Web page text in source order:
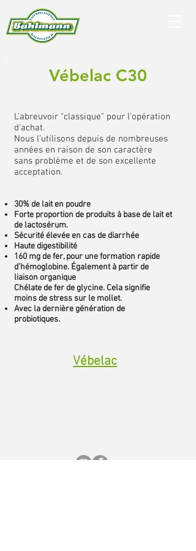
Vébelac C30
L'abreuvoir "classique" pour l'opération
d'achat.
Nous l’utilisons depuis de nombreuses
années en raison de son caractère
sans problème et de son excellente
acceptation.
30% de lait en poudre
Forte proportion de produits à base de lait et
de lactosérum.
Sécurité élevée en cas de diarrhée
Haute digestibilité
160 mg de fer, pour une formation rapide
d’hémoglobine. Également à partir de
liaison organique
Chélate de fer de glycine. Cela signifie
moins de stress sur le mollet.
Avec la dernière génération de
probiotiques.
Vébelac